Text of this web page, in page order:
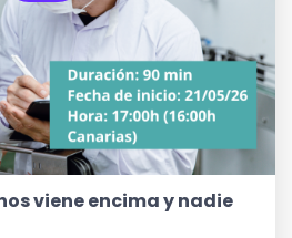
viene encima y nadie